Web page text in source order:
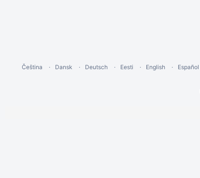
Čeština Dansk Deutsch Eesti English Español